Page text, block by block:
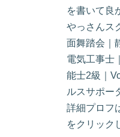
を書いて良
やっさんス
面舞踏会｜
電気工事士
能士2級｜
ルスサポー
詳細プロフ
をクリック